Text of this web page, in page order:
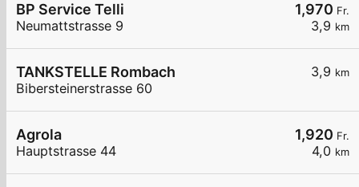
1,970 Fr.
3,9 km
BP Service Telli
Neumattstrasse 9
3,9 km
TANKSTELLE Rombach
Bibersteinerstrasse 60
1,920 Fr.
4,0 km
Agrola
Hauptstrasse 44